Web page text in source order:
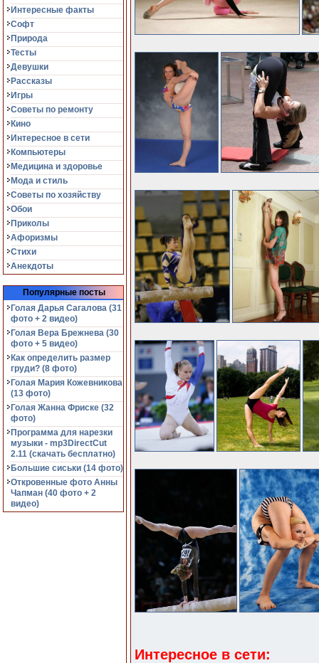
Интересные факты
Софт
Природа
Тесты
Девушки
Рассказы
Игры
Советы по ремонту
Кино
Интересное в сети
Компьютеры
Медицина и здоровье
Мода и стиль
Советы по хозяйству
Обои
Приколы
Афоризмы
Стихи
Анекдоты
Популярные посты
Голая Дарья Сагалова (31
фото + 2 видео)
Голая Вера Брежнева (30
фото + 5 видео)
Как определить размер
груди? (8 фото)
Голая Мария Кожевникова
(13 фото)
Голая Жанна Фриске (32
фото)
Программа для нарезки
музыки - mp3DirectCut
2.11 (cкачать бесплатно)
Большие сиськи (14 фото)
Откровенные фото Анны
Чапман (40 фото + 2
видео)
Интересное в сети: